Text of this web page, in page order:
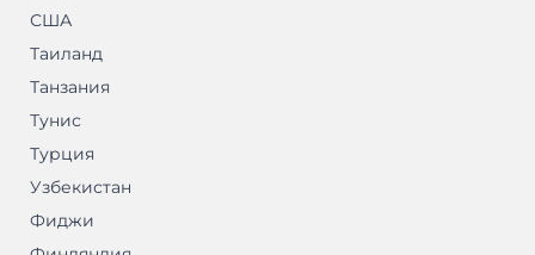
США
Таиланд
Танзания
Тунис
Турция
Узбекистан
Фиджи